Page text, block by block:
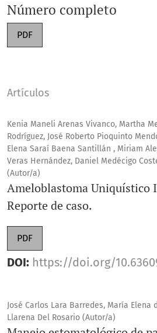
abordan condiciones de alta
manejo integral de un paciente
de DiGeorge, el tratamiento
mínima invasión, así como la
trasplante hepático. Todos estos
eje común: la importancia del
colaboración interdisciplinaria y la
nuestras decisiones clínicas a las
particulares de cada niño.
Asimismo, se incluye la
para el control de la colonización
mecanismos biológicos y
enfermedades y a las respuestas
Número completo
PDF
Artículos
Kenia Maneli Arenas Vivanco, Martha
Rodríguez, José Roberto Pioquinto
Elena Saraí Baena Santillán , Miriam
Veras Hernández, Daniel Medécigo
(Autor/a)
Ameloblastoma Uniquístico
Reporte de caso.
PDF
DOI: https://doi.org/
José Carlos Lara Barredes, María Elena
Llarena Del Rosario (Autor/a)